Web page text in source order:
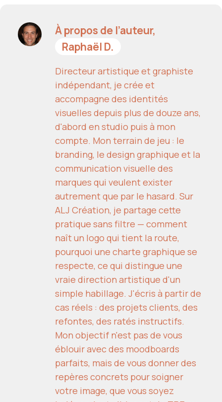
À propos de l’auteur,
Raphaël D.
Directeur artistique et graphiste
indépendant, je crée et
accompagne des identités
visuelles depuis plus de douze ans,
d'abord en studio puis à mon
compte. Mon terrain de jeu : le
branding, le design graphique et la
communication visuelle des
marques qui veulent exister
autrement que par le hasard. Sur
ALJ Création, je partage cette
pratique sans filtre — comment
naît un logo qui tient la route,
pourquoi une charte graphique se
respecte, ce qui distingue une
vraie direction artistique d'un
simple habillage. J'écris à partir de
cas réels : des projets clients, des
refontes, des ratés instructifs.
Mon objectif n'est pas de vous
éblouir avec des moodboards
parfaits, mais de vous donner des
repères concrets pour soigner
votre image, que vous soyez